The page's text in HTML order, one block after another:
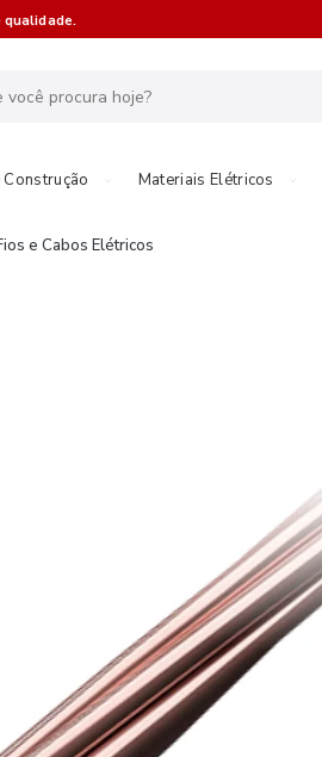
qualidade.
Materiais Elétricos
e Cabos Elétricos